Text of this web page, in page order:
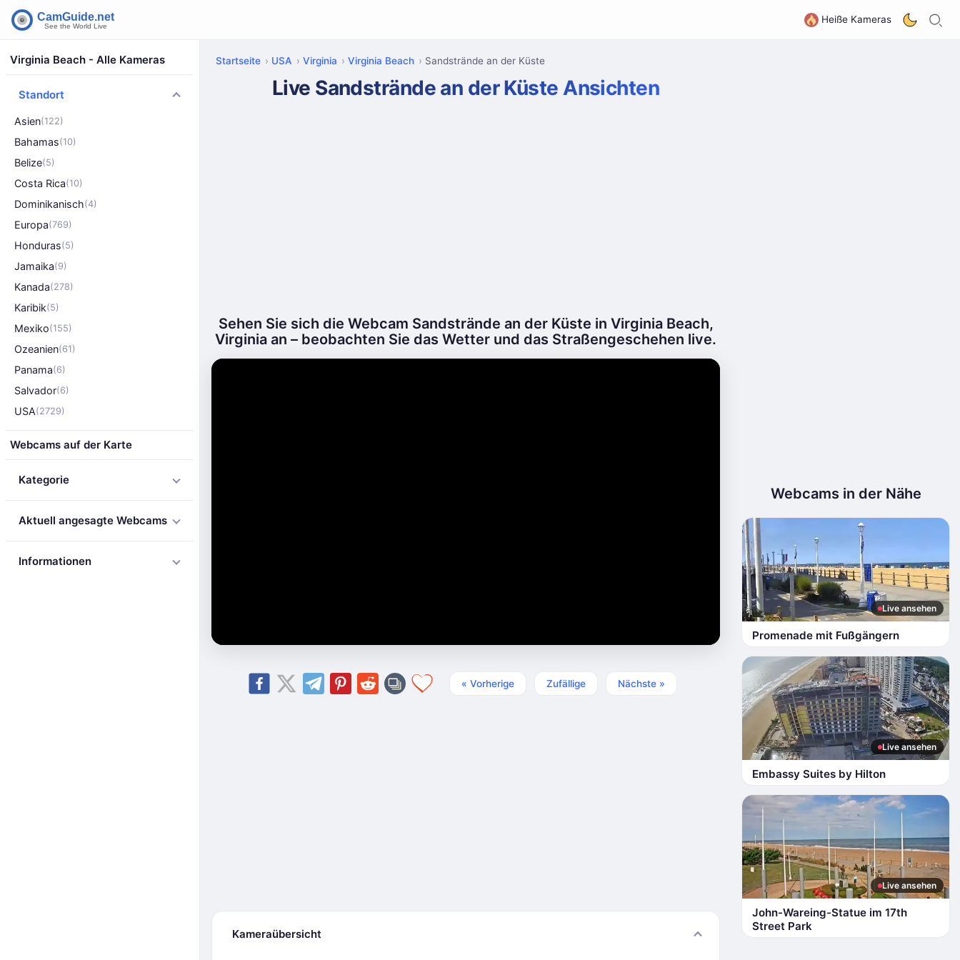
Heiße Kameras
Virginia Beach - Alle Kameras
Standort
Asien(122)
Bahamas(10)
Belize(5)
Costa Rica(10)
Dominikanisch(4)
Europa(769)
Honduras(5)
Jamaika(9)
Kanada(278)
Karibik(5)
Mexiko(155)
Ozeanien(61)
Panama(6)
Salvador(6)
USA(2729)
Webcams auf der Karte
Kategorie
Aktuell angesagte Webcams
Informationen
Startseite USA Virginia Virginia Beach Sandstrände an der Küste
Live Sandstrände an der Küste Ansichten
Sehen Sie sich die Webcam Sandstrände an der Küste in Virginia Beach,
Virginia an – beobachten Sie das Wetter und das Straßengeschehen live.
« Vorherige Zufällige Nächste »
Kameraübersicht
Webcams in der Nähe
Live ansehen
Promenade mit Fußgängern
Live ansehen
Embassy Suites by Hilton
Live ansehen
John-Wareing-Statue im 17th
Street Park